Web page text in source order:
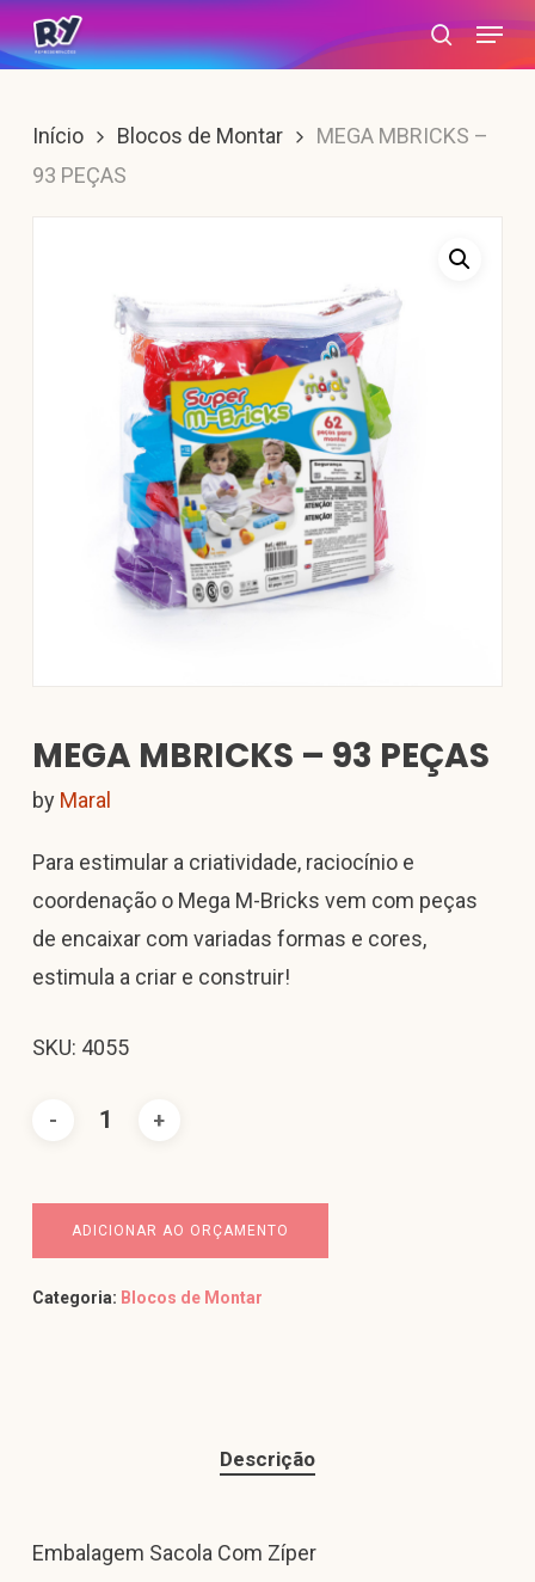
Skip
to
content
search
Menu
Início Blocos de Montar
MEGA MBRICKS –
93 PEÇAS
MEGA MBRICKS – 93 PEÇAS
by Maral
Para estimular a criatividade, raciocínio e
coordenação o Mega M-Bricks vem com peças
de encaixar com variadas formas e cores,
estimula a criar e construir!
SKU: 4055
ADICIONAR AO ORÇAMENTO
Categoria: Blocos de Montar
Descrição
Embalagem Sacola Com Zíper